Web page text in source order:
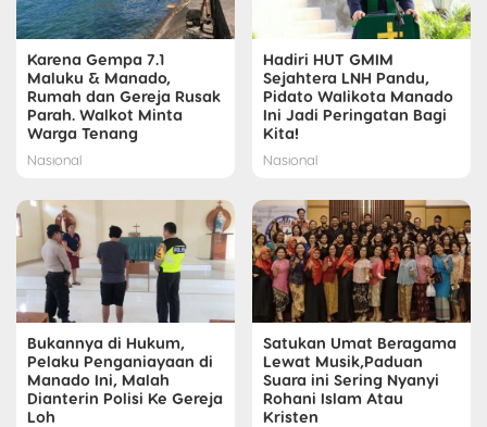
Karena Gempa 7.1
Maluku & Manado,
Rumah dan Gereja Rusak
Parah. Walkot Minta
Warga Tenang
Nasional
Hadiri HUT GMIM
Sejahtera LNH Pandu,
Pidato Walikota Manado
Ini Jadi Peringatan Bagi
Kita!
Nasional
Bukannya di Hukum,
Pelaku Penganiayaan di
Manado Ini, Malah
Dianterin Polisi Ke Gereja
Loh
Satukan Umat Beragama
Lewat Musik,Paduan
Suara ini Sering Nyanyi
Rohani Islam Atau
Kristen